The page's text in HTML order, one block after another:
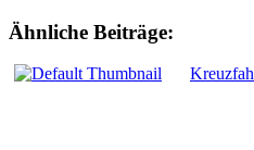
Ähnliche Beiträge: